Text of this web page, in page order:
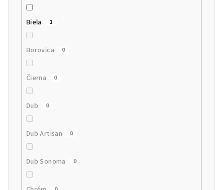
Biela 1
Borovica 0
Čierna 0
Dub 0
Dub Artisan 0
Dub Sonoma 0